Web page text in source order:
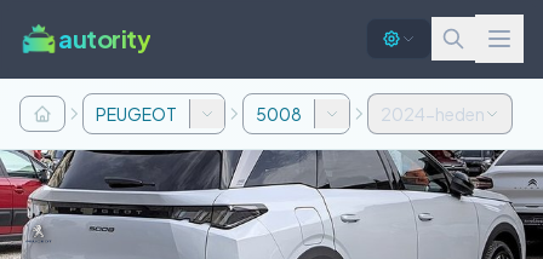
autority
PEUGEOT 5008 2024-heden